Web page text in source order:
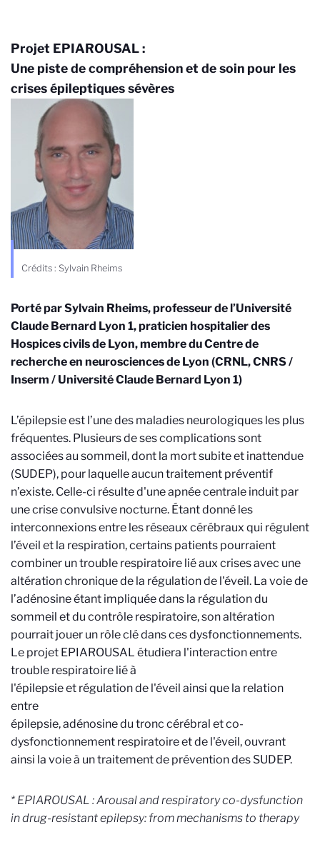
Projet EPIAROUSAL :
Une piste de compréhension et de soin pour les
crises épileptiques sévères
Crédits : Sylvain Rheims
Porté par Sylvain Rheims, professeur de l’Université
Claude Bernard Lyon 1, praticien hospitalier des
Hospices civils de Lyon, membre du Centre de
recherche en neurosciences de Lyon (CRNL, CNRS /
Inserm / Université Claude Bernard Lyon 1)
L’épilepsie est l’une des maladies neurologiques les plus
fréquentes. Plusieurs de ses complications sont
associées au sommeil, dont la mort subite et inattendue
(SUDEP), pour laquelle aucun traitement préventif
n’existe. Celle-ci résulte d'une apnée centrale induit par
une crise convulsive nocturne. Étant donné les
interconnexions entre les réseaux cérébraux qui régulent
l’éveil et la respiration, certains patients pourraient
combiner un trouble respiratoire lié aux crises avec une
altération chronique de la régulation de l'éveil. La voie de
l’adénosine étant impliquée dans la régulation du
sommeil et du contrôle respiratoire, son altération
pourrait jouer un rôle clé dans ces dysfonctionnements.
Le projet EPIAROUSAL étudiera l'interaction entre
trouble respiratoire lié à
l'épilepsie et régulation de l'éveil ainsi que la relation
entre
épilepsie, adénosine du tronc cérébral et co-
dysfonctionnement respiratoire et de l'éveil, ouvrant
ainsi la voie à un traitement de prévention des SUDEP.
* EPIAROUSAL : Arousal and respiratory co-dysfunction
in drug-resistant epilepsy: from mechanisms to therapy